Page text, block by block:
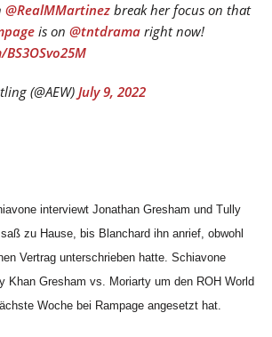
@RealMMartinez break her focus on that
is on @tntdrama right now!
(@AEW) July 9, 2022
interviewt Jonathan Gresham und Tully
zu Hause, bis Blanchard ihn anrief, obwohl
Vertrag unterschrieben hatte. Schiavone
Khan Gresham vs. Moriarty um den ROH World
Woche bei Rampage angesetzt hat.